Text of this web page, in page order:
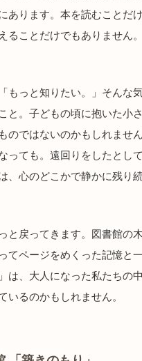
あります。本を読むことだ
ることだけでもありません。
もっと知りたい。」そんな気
と。子どもの頃に抱いた小
のではないのかもしれませ
っても。遠回りをしたとし
、心のどこかで静かに残り続
と戻ってきます。図書館の
てページをめくった記憶と
は、大人になった私たちの
いるのかもしれません。